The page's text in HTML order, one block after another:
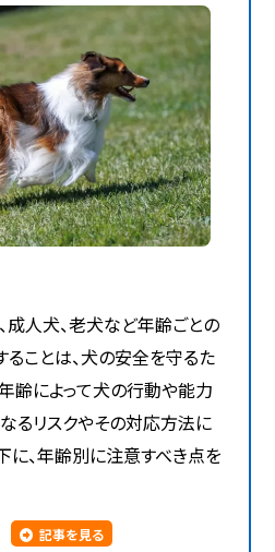
成人犬、老犬など年齢ごとの
ことは、犬の安全を守るた
齢によって犬の行動や能力
るリスクやその対応方法に
に、年齢別に注意すべき点を
記事を見る